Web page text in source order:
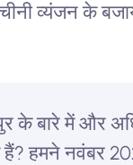
व्यंजन के
के बारे में और
हैं? हमने नवंबर